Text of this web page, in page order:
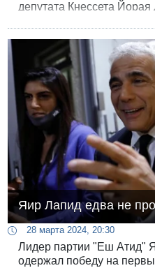
депутата Кнессета
Яир Лапид едва не
28 марта 2024, 20:30
Лидер партии "Еш Атид"
одержал победу на